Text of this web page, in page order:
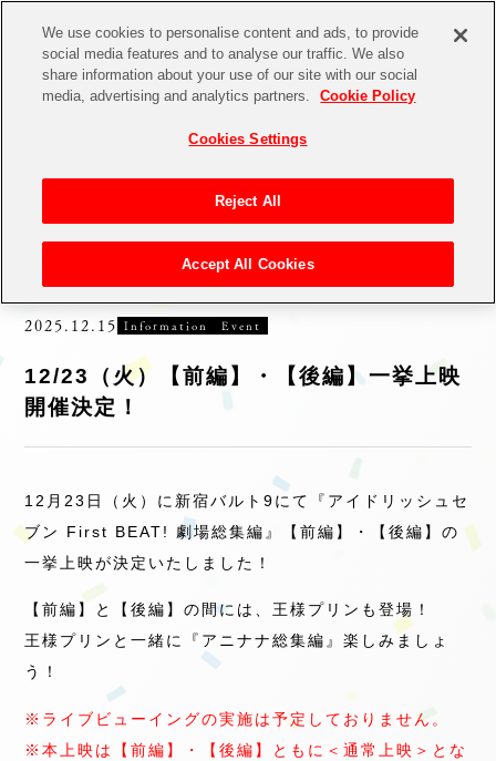
GoodsNovelty
Theater
2025.12.15 Information Event
12/23（火）【前編】・【後編】一挙上映
開催決定！
12月23日（火）に新宿バルト9にて『アイドリッシュセ
ブン First BEAT! 劇場総集編』【前編】・【後編】の
一挙上映が決定いたしました！
【前編】と【後編】の間には、王様プリンも登場！
王様プリンと一緒に『アニナナ総集編』楽しみましょ
う！
※ライブビューイングの実施は予定しておりません。
※本上映は【前編】・【後編】ともに＜通常上映＞とな
We use cookies to personalise content and ads, to provide
social media features and to analyse our traffic. We also
share information about your use of our site with our social
media, advertising and analytics partners.
Cookie Policy
Cookies Settings
Reject All
Accept All Cookies